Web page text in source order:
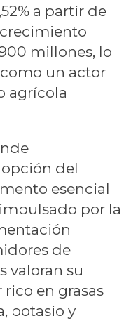
a partir de
crecimiento
millones, lo
un actor
agrícola
del
esencial
por la
de
valoran su
en grasas
potasio y